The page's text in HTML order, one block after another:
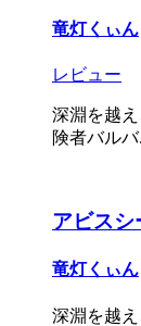
竜灯くぃん
レビュー
深淵を越
険者バルバ
アビス
竜灯くぃん
深淵を越